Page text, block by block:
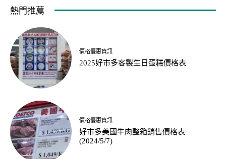
熱門推薦
價格優惠資訊
2025好市多客製生日蛋糕價格表
價格優惠資訊
好市多美國牛肉整箱銷售價格表
(2024/5/7)